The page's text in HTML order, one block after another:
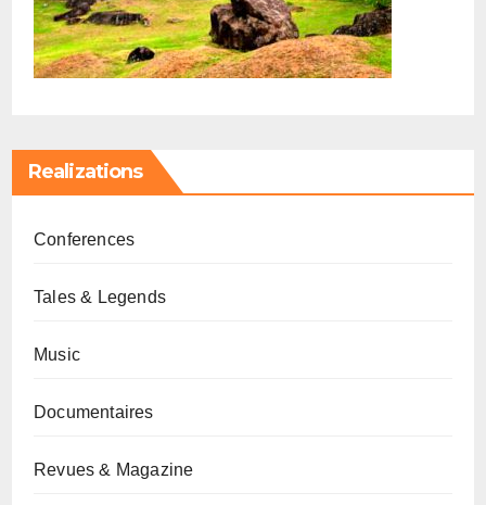
Realizations
Conferences
Tales & Legends
Music
Documentaires
Revues & Magazine